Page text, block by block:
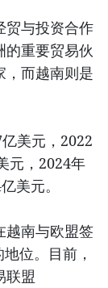
贸与投资合作
的重要贸易伙
，而越南则是
美元，2022
元，2024年
美元。
越南与欧盟签
位。目前，
联盟